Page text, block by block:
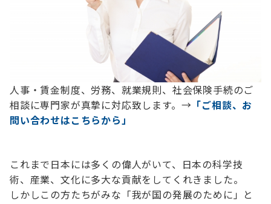
人事・賃金制度、労務、就業規則、社会保険手続のご
相談に専門家が真摯に対応致します。→ 「ご相談、お
問い合わせはこちらから」
これまで日本には多くの偉人がいて、日本の科学技
術、産業、文化に多大な貢献をしてくれきました。
しかしこの方たちがみな「我が国の発展のために」と